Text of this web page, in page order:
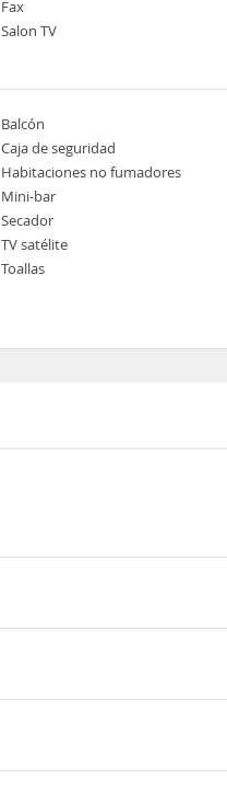
Fax
Salon TV
Balcón
Caja de seguridad
Habitaciones no fumadores
Mini-bar
Secador
TV satélite
Toallas